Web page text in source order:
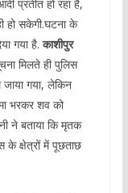
प्रतीत हो रहा है,
हो सकेगी.घटना के
गया है.काशीपुर
मिलते ही पुलिस
गया, लेकिन
भरकर शव को
ने बताया कि मृतक
के क्षेत्रों में पूछताछ